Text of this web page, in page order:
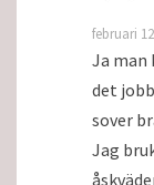
februari
Ja
det
sover
Jag